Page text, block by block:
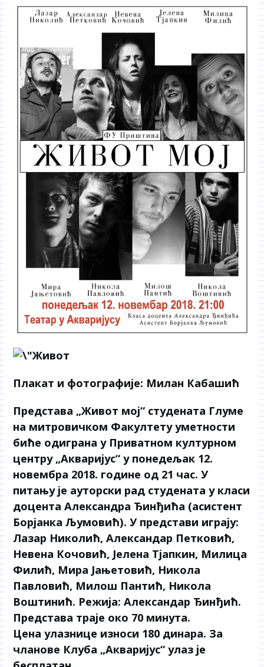
Плакат и фотографије: Милан Кабашић
Представа „Живот мој“ студената Глуме
на митровичком Факултету уметности
биће одиграна у Приватном културном
центру „Акваријус“ у понедељак 12.
новембра 2018. године од 21 час. У
питању је ауторски рад студената у класи
доцента Александра Ђинђића (асистент
Борјанка Љумовић). У представи играју:
Лазар Николић, Александар Петковић,
Невена Кочовић, Јелена Тјапкин, Милица
Филић, Мира Јањетовић, Никола
Павловић, Милош Пантић, Никола
Воштинић. Режија: Александар Ђинђић.
Представа траје око 70 минута.
Ценa улазницe износи 180 динара. За
чланове Клуба „Акваријус“ улаз је